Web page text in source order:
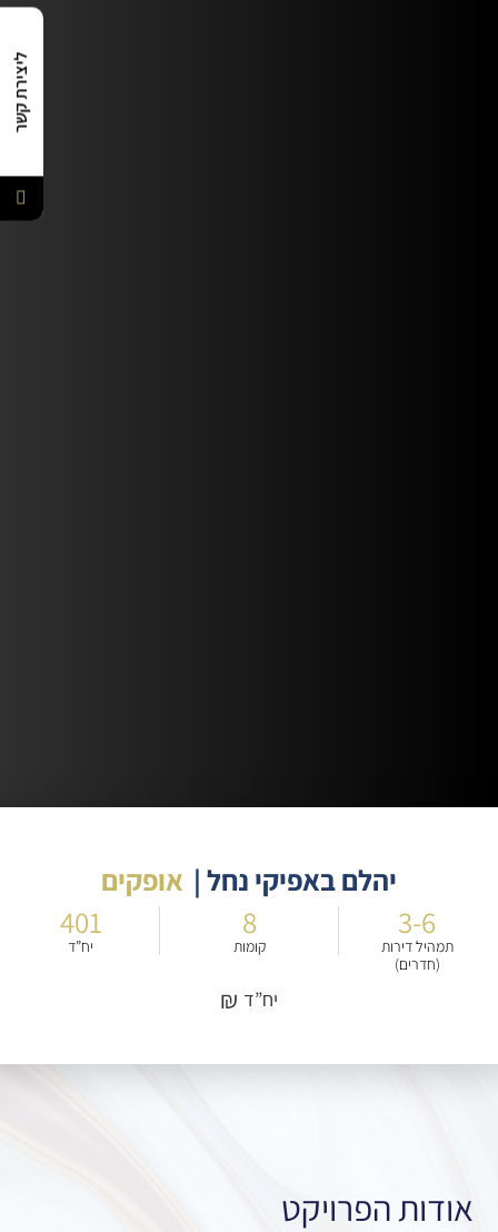
ליצירת קשר
יהלם באפיקי נחל | אופקים
3-6
תמהיל דירות
(חדרים)
8
קומות
401
יח”ד
יח”ד ₪
אודות הפרויקט